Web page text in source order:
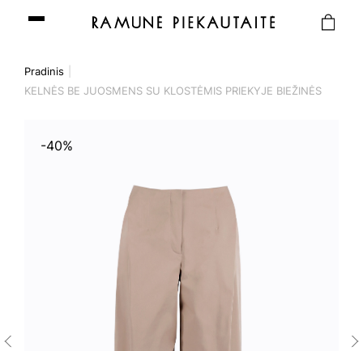
Pradinis
KELNĖS BE JUOSMENS SU KLOSTĖMIS PRIEKYJE BIEŽINĖS
-40%